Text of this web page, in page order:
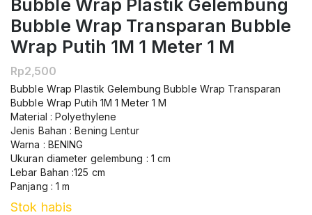
Bubble Wrap Plastik Gelembung
Bubble Wrap Transparan Bubble
Wrap Putih 1M 1 Meter 1 M
Rp2,500
Bubble Wrap Plastik Gelembung Bubble Wrap Transparan
Bubble Wrap Putih 1M 1 Meter 1 M
Material : Polyethylene
Jenis Bahan : Bening Lentur
Warna : BENING
Ukuran diameter gelembung : 1 cm
Lebar Bahan :125 cm
Panjang : 1 m
Stok habis